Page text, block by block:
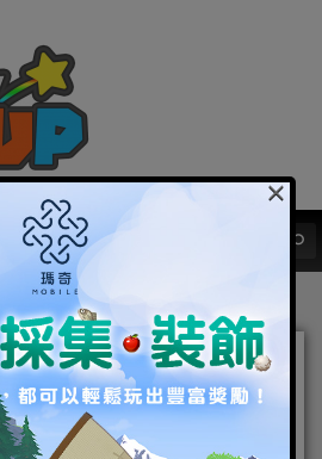
站
奧丁：神叛》
×